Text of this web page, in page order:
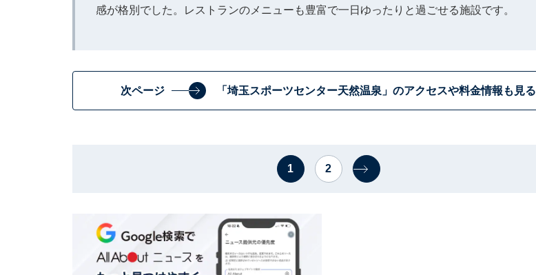
感が格別でした。レストランのメニューも豊富で一日ゆったりと過ごせる施設です。
次ページ 「埼玉スポーツセンター天然温泉」のアクセスや料金情報も見る
1 2